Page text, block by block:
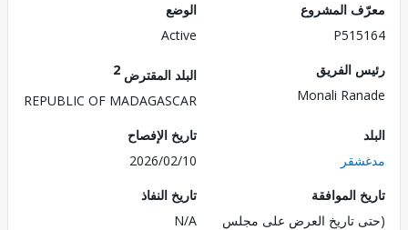
المشروع
الفريق
Monali
البلد المقترض
REPUBLIC OF MADAGASCAR
تاريخ الإفصاح
2026/02/10
الموافقة
تاريخ العرض على مجلس
تاريخ النفاذ
N/A